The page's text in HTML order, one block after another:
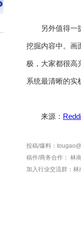
另外值得一
挖掘内容中。画
极，大家都很高
系统最清晰的实
来源：
投稿/爆料：
稿件/商务合作： 林
加入行业交流群： 林